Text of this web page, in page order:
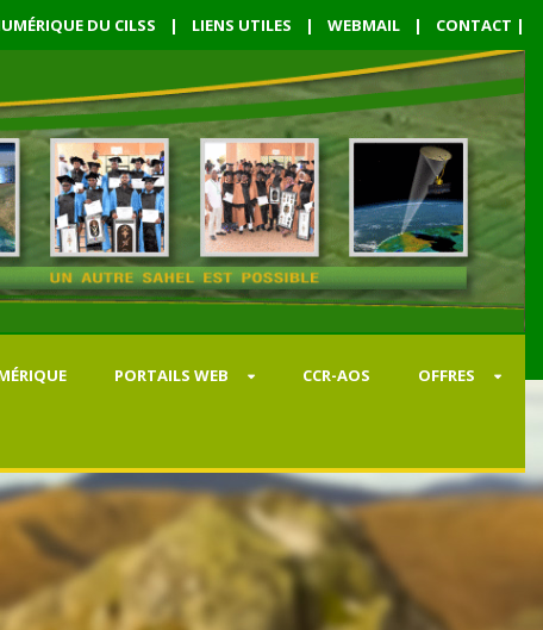
DU CILSS | LIENS UTILES | WEBMAIL | CONTACT |
PORTAILS WEB CCR-AOS OFFRES